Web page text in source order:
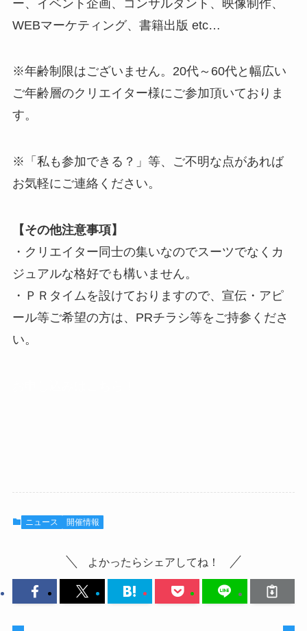
ー、イベント企画、コンサルタント、映像制作、
WEBマーケティング、書籍出版 etc…
※年齢制限はございません。20代～60代と幅広い
ご年齢層のクリエイター様にご参加頂いておりま
す。
※「私も参加できる？」等、ご不明な点があれば
お気軽にご連絡ください。
【その他注意事項】
・クリエイター同士の集いなのでスーツでなくカ
ジュアルな格好でも構いません。
・ＰＲタイムを設けておりますので、宣伝・アピ
ール等ご希望の方は、PRチラシ等をご持参くださ
い。
ニュース 開催情報
よかったらシェアしてね！